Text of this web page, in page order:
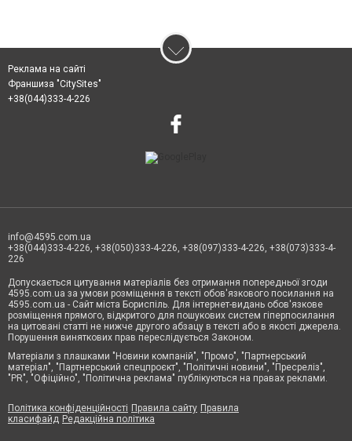
Реклама на сайті
Франшиза "CitySites"
+38(044)333-4-226
info@4595.com.ua
+38(044)333-4-226, +38(050)333-4-226, +38(097)333-4-226, +38(073)333-4-
226
Допускається цитування матеріалів без отримання попередньої згоди
4595.com.ua за умови розміщення в тексті обов'язкового посилання на
4595.com.ua - Сайт міста Бориспіль. Для інтернет-видань обов'язкове
розміщення прямого, відкритого для пошукових систем гіперпосилання
на цитовані статті не нижче другого абзацу в тексті або в якості джерела.
Порушення виняткових прав переслідується Законом.
Матеріали з плашками "Новини компаній", "Промо", "Партнерський
матеріал", "Партнерський спецпроєкт", "Політичні новини", "Пресреліз",
"PR", "Офіційно", "Політична реклама" публікуються на правах реклами.
Політика конфіденційності Правила сайту Правила
класифайд Редакційна політика